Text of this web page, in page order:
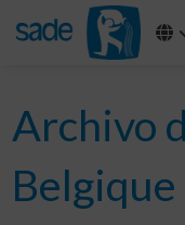
Archivo
Belgique